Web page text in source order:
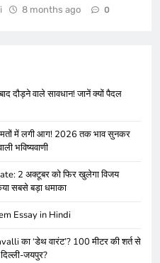
8 months ago 0
दौड़ने वाले सावधान! जानें क्यों पैदल
में लगी आग! 2026 तक भाव सुनकर
भविष्यवाणी
2 अक्टूबर को फिर खुलेगा विजय
सबसे बड़ा धमाका
Essay in Hindi
का ‘डेथ वारंट’? 100 मीटर की शर्त से
दिल्ली-जयपुर?